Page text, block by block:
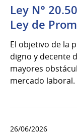
Ley N°
Ley de
El objetivo de la
digno y decente
mayores
mercado laboral.
26/06/2026